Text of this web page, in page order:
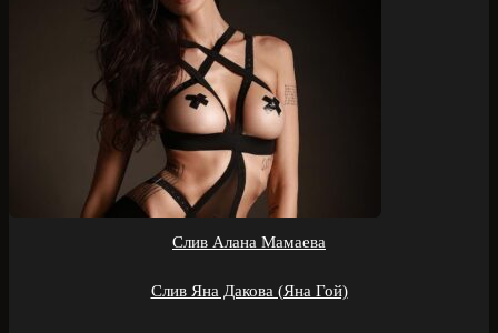
Слив Алана Мамаева
Слив Яна Дакова (Яна Гой)